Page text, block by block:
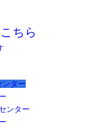
ちら
ンター
ンター